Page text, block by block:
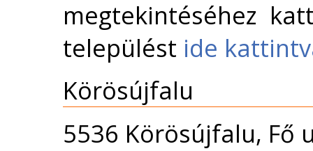
megtekintéséhez
települést ide
Körösújfalu
5536 Körösújfalu, Fő